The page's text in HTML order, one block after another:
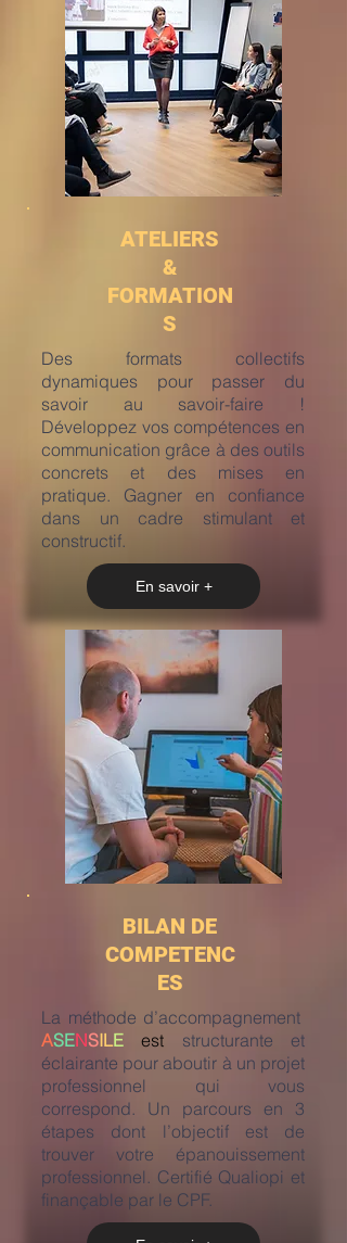
ATELIERS
&
FORMATION
S
​Des formats collectifs
dynamiques pour passer du
savoir au savoir-faire !
Développez vos compétences en
communication grâce à des outils
concrets et des mises en
pratique. Gagner en confiance
dans un cadre stimulant et
constructif.
En savoir +
BILAN DE
COMPETENC
ES
La méthode d’accompagnement
ASENSILE est
structurante et
éclairante pour aboutir à un projet
professionnel qui vous
correspond. Un parcours en 3
étapes dont l’objectif est de
trouver votre épanouissement
professionnel. Certifié Qualiopi et
finançable par le CPF.